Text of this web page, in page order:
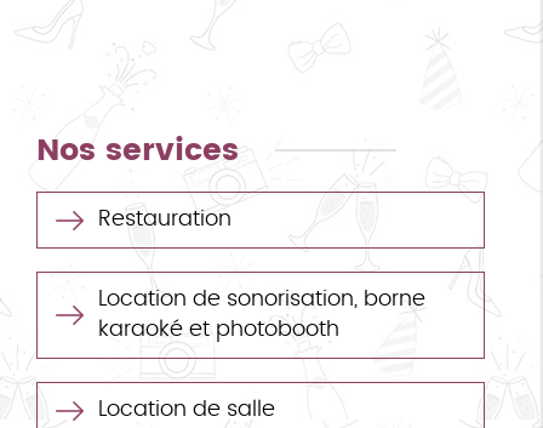
Nos services
Restauration
Location de sonorisation, borne
karaoké et photobooth
Location de salle